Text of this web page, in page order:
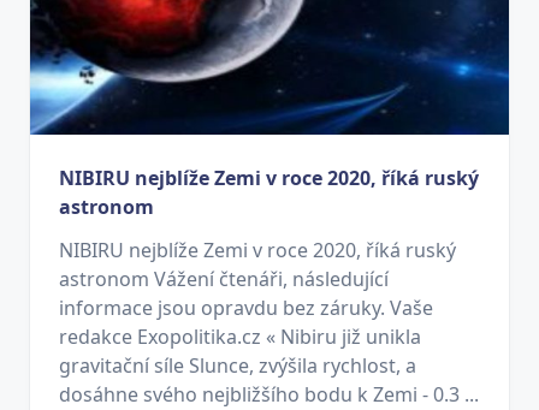
NIBIRU nejblíže Zemi v roce 2020, říká ruský
astronom
NIBIRU nejblíže Zemi v roce 2020, říká ruský
astronom Vážení čtenáři, následující
informace jsou opravdu bez záruky. Vaše
redakce Exopolitika.cz « Nibiru již unikla
gravitační síle Slunce, zvýšila rychlost, a
dosáhne svého nejbližšího bodu k Zemi - 0.3 ...